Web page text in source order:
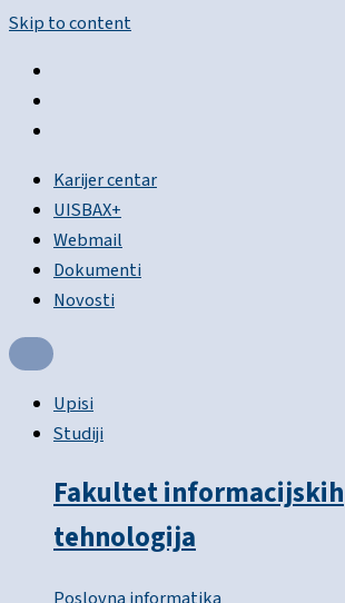
Skip to content
Karijer centar
UISBAX+
Webmail
Dokumenti
Novosti
Upisi
Studiji
Fakultet informacijskih
tehnologija